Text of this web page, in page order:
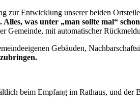
zur Entwicklung unserer beiden
was unter „man sollte mal“
Gemeinde, mit automatischer
Gebäuden,
beim Empfang im Rathaus, und